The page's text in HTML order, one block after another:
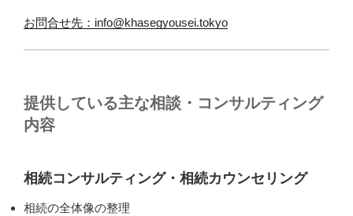
お問合せ先：info@khasegyousei.tokyo
提供している主な相談・コンサルティング
内容
相続コンサルティング・相続カウンセリング
相続の全体像の整理